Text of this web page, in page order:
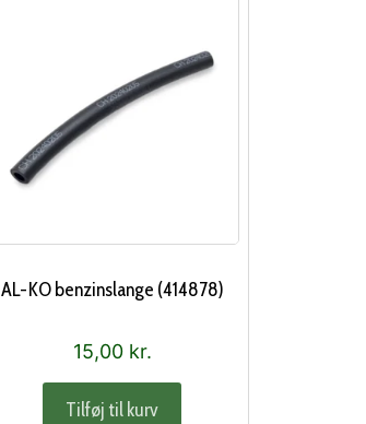
AL-KO benzinslange (414878)
15,00 kr.
Tilføj til kurv